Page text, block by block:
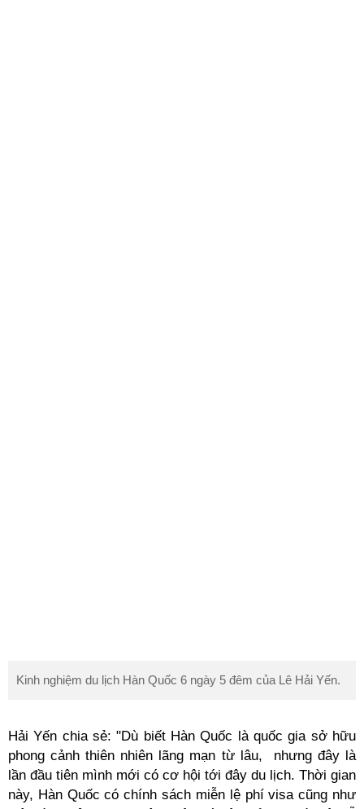
Kinh nghiệm du lịch Hàn Quốc 6 ngày 5 đêm của Lê Hải Yến.
Hải Yến chia sẻ: "Dù biết Hàn Quốc là quốc gia sở hữu
phong cảnh thiên nhiên lãng mạn từ lâu, nhưng đây là
lần đầu tiên mình mới có cơ hội tới đây du lịch. Thời gian
này, Hàn Quốc có chính sách miễn lệ phí visa cũng như